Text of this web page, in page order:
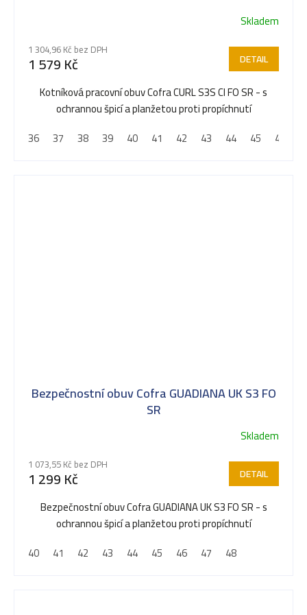
Skladem
1 304,96 Kč bez DPH
1 579 Kč DETAIL
Kotníková pracovní obuv Cofra CURL S3S CI FO SR - s
ochrannou špicí a planžetou proti propíchnutí
36
37 38 39 40 41 42 43 44 45 46
Bezpečnostní obuv Cofra GUADIANA UK S3 FO
SR
Skladem
1 073,55 Kč bez DPH
1 299 Kč DETAIL
Bezpečnostní obuv Cofra GUADIANA UK S3 FO SR - s
ochrannou špicí a planžetou proti propíchnutí
40
41 42 43 44 45 46 47 48